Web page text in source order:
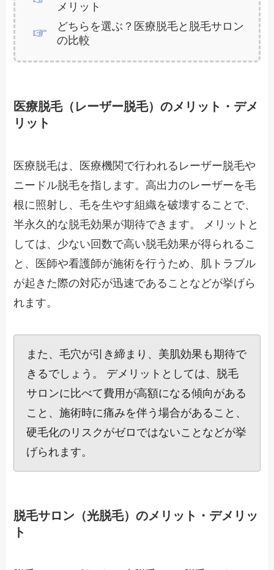
メリット
どちらを選ぶ？医療脱毛と脱毛サロン
の比較
医療脱毛（レーザー脱毛）のメリット・デメ
リット
医療脱毛は、医療機関で行われるレーザー脱毛や
ニードル脱毛を指します。高出力のレーザーを毛
根に照射し、毛を生やす組織を破壊することで、
半永久的な脱毛効果が期待できます。 メリットと
しては、少ない回数で高い脱毛効果が得られるこ
と、医師や看護師が施術を行うため、肌トラブル
が起きた際の対応が迅速であることなどが挙げら
れます。
また、毛穴が引き締まり、美肌効果も期待で
きるでしょう。 デメリットとしては、脱毛
サロンに比べて費用が高額になる傾向がある
こと、施術時に痛みを伴う場合があること、
硬毛化のリスクがゼロではないことなどが挙
げられます。
脱毛サロン（光脱毛）のメリット・デメリッ
ト